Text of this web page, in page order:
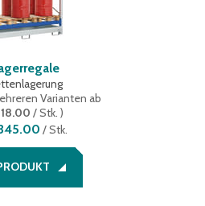
Varianten ab
/ Stk. )
/Stk.